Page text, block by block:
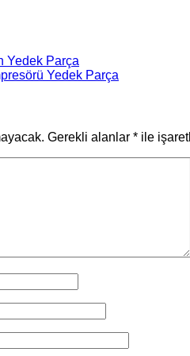
Yedek Parça
Yedek Parça
Gerekli alanlar * ile